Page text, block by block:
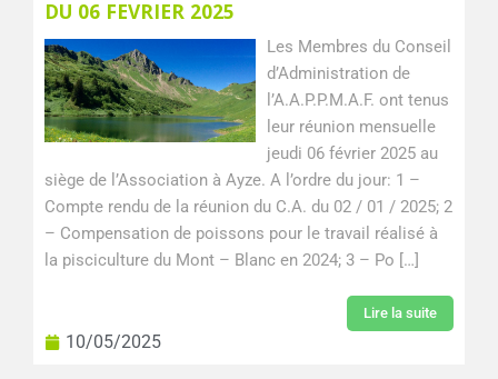
DU 06 FEVRIER 2025
Les Membres du Conseil
d’Administration de
l’A.A.P.P.M.A.F. ont tenus
leur réunion mensuelle
jeudi 06 février 2025 au
siège de l’Association à Ayze. A l’ordre du jour: 1 –
Compte rendu de la réunion du C.A. du 02 / 01 / 2025; 2
– Compensation de poissons pour le travail réalisé à
la pisciculture du Mont – Blanc en 2024; 3 – Po […]
Lire la suite
10/05/2025